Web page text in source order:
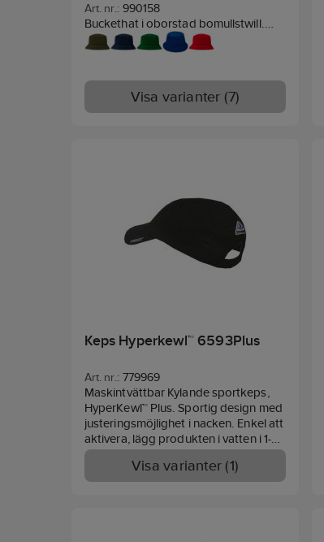
Art. nr.: 990158
Buckethat i oborstad bomullstwill.
Valfri färg på sömmar & lufthål utan
extra kostnad.Material:
Visa varianter (7)
Keps Hyperkewl™ 6593Plus
Art. nr.: 779969
Maskintvättbar Kylande sportkeps,
HyperKewl™ Plus. Sportig design med
justeringsmöjlighet i nacken. Enkel att
aktivera, lägg produkten i vatten i 1-2
minuter, ta upp och krama ut
överflödigt vatten och den är redo för
att kyla dig. Kan kyla dig i 5-10 timmar.
Visa varianter (1)